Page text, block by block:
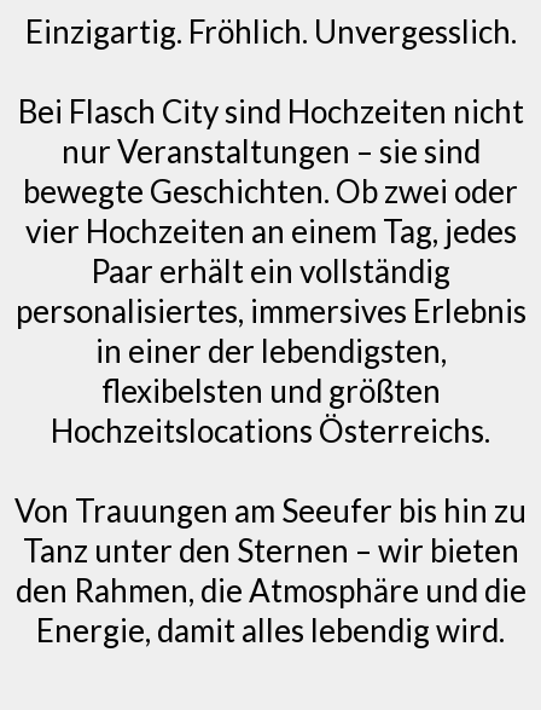
Einzigartig. Fröhlich. Unvergesslich.
Bei Flasch City sind Hochzeiten nicht
nur Veranstaltungen – sie sind
bewegte Geschichten. Ob zwei oder
vier Hochzeiten an einem Tag, jedes
Paar erhält ein vollständig
personalisiertes, immersives Erlebnis
in einer der lebendigsten,
flexibelsten und größten
Hochzeitslocations Österreichs.
Von Trauungen am Seeufer bis hin zu
Tanz unter den Sternen – wir bieten
den Rahmen, die Atmosphäre und die
Energie, damit alles lebendig wird.